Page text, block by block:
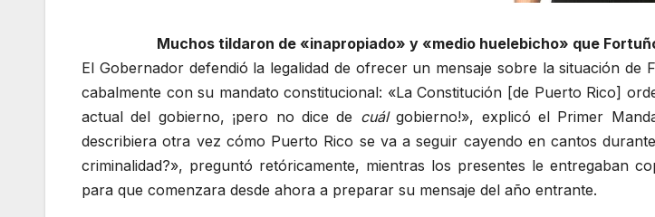
Muchos tildaron de «inapropiado» y «medio huelebicho» que
El Gobernador defendió la legalidad de ofrecer un mensaje sobre la situación
cabalmente con su mandato constitucional: «La Constitución [de Puerto Rico]
actual del gobierno, ¡pero no dice de cuálgobierno!», explicó el Primer
describiera otra vez cómo Puerto Rico se va a seguir cayendo en cantos
criminalidad?», preguntó retóricamente, mientras los presentes le entregaban
para que comenzara desde ahora a preparar su mensaje del año entrante.